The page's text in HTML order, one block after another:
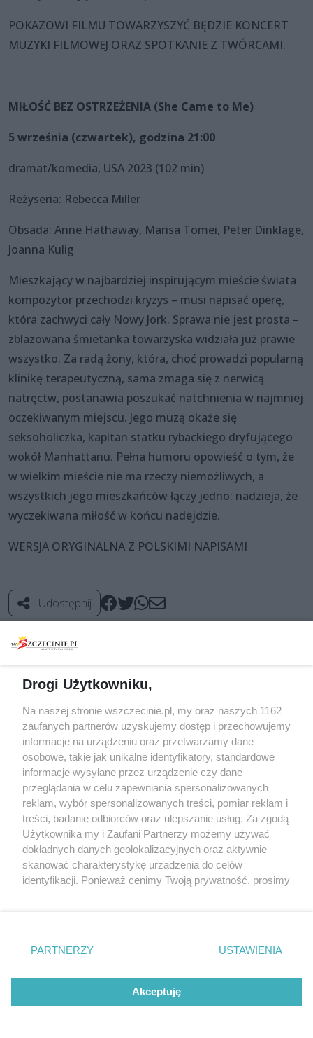
POKAZOWI FILMU TOWARZYSZYĆ BĘDZIE KONCERT
MUZYKI FILMOWEJ ORAZ SPOTKANIE Z TWÓRCAMI.
MIŁOŚĆ BEZ OSTRZEŻENIA (She Came to Me)
5 września (czwartek), godzina 21:00
dramat/komedia, USA 2023 (102 min)
Reżyseria: Rebecca Miller
Obsada: Anne Hathaway, Marisa Tomei, Peter Dinklage,
Joanna Kulig
Mieszkający w najbardziej inspirującym mieście świata
kompozytor przechodzi kryzys – musi napisać operę,
która zachwyci cały Nowy Jork. Sprawa nie jest prosta –
zblazowana śmietanka towarzyska widziała już prawie
wszystko. Za radą żony, która, choć prowadzi popularną
klinikę terapeutyczną, sama zmaga się z nerwicą
natręctw, postanawia poszukać natchnienia w najmniej
oczekiwanym miejscu. Jego muzą okaże się
seksoholiczka, kapitan statku rybackiego dryfującego
wokół Manhattanu. Pełna humoru opowieść o tym, że
w wielkim mieście nie ma rzeczy niemożliwych, a
wszystkich jego mieszkańców łączy jedno: nadzieja, że
wyczekiwana miłość w końcu nadejdzie.
WERSJA ORYGINALNA Z POLSKIMI NAPISAMI
Udostępnij
Dodaj swoją opinię
Wyślij
Formularz jest chroniony dzięki reCAPTCHA od Google:
Od najnowszych
2 lata temu
dodajcie może zaembeddowane filmy z
Drogi Użytkowniku,
Na naszej stronie wszczecinie.pl, my oraz naszych 1162
zaufanych partnerów uzyskujemy dostęp i przechowujemy
informacje na urządzeniu oraz przetwarzamy dane
osobowe, takie jak unikalne identyfikatory, standardowe
informacje wysyłane przez urządzenie czy dane
przeglądania w celu zapewniania spersonalizowanych
reklam, wybór spersonalizowanych treści, pomiar reklam i
treści, badanie odbiorców oraz ulepszanie usług. Za zgodą
Użytkownika my i Zaufani Partnerzy możemy używać
dokładnych danych geolokalizacyjnych oraz aktywnie
skanować charakterystykę urządzenia do celów
identyfikacji. Ponieważ cenimy Twoją prywatność, prosimy
prywatności znajdujący się w lewym dolnym rogu strony
. Niektóre rodzaje przetwarzania danych nie wymagają
takiemu przetwarzaniu. Preferencje będą miały
zastosowania tylko na tej witrynie.
PARTNERZY USTAWIENIA
Akceptuję